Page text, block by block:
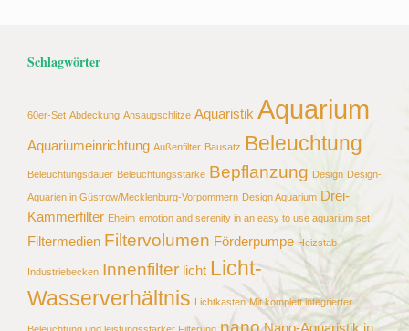
Schlagwörter
60er-Set Abdeckung Ansaugschlitze Aquaristik Aquarium
Aquariumeinrichtung Außenfilter Bausatz Beleuchtung
Beleuchtungsdauer Beleuchtungsstärke Bepflanzung Design Design-
Aquarien in Güstrow/Mecklenburg-Vorpommern Design Aquarium Drei-
Kammerfilter Eheim emotion and serenity in an easy to use aquarium set
Filtermedien Filtervolumen Förderpumpe Heizstab
Industriebecken Innenfilter licht Licht-
Wasserverhältnis
Lichtkasten Mit komplett integrierter
nano